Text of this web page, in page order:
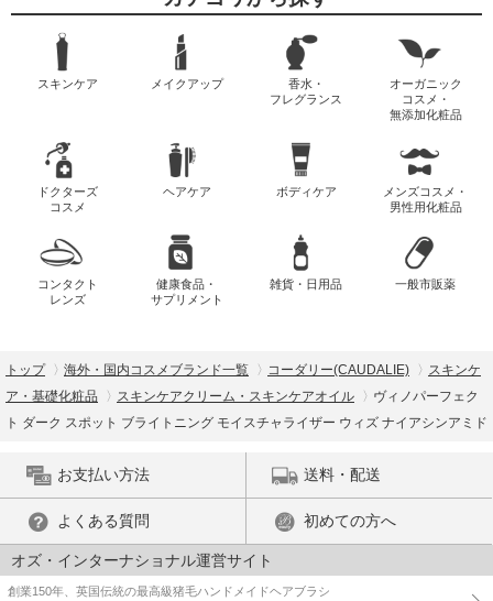
スキンケア メイクアップ
香水・
フレグランス
オーガニック
コスメ・
無添加化粧品
ドクターズ
コスメ
ヘアケア ボディケア
メンズコスメ・
男性用化粧品
コンタクト
レンズ
健康食品・
サプリメント
雑貨・日用品 一般市販薬
トップ 海外・国内コスメブランド一覧 コーダリー(CAUDALIE)
スキンケ
ア・基礎化粧品
スキンケアクリーム・スキンケアオイル
ヴィノパーフェク
ト ダーク スポット ブライトニング モイスチャライザー ウィズ ナイアシンアミド
お支払い方法 送料・配送
よくある質問 初めての方へ
オズ・インターナショナル運営サイト
創業150年、英国伝統の最高級猪毛ハンドメイドヘアブラシ